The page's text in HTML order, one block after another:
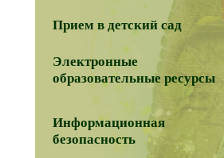
Прием в детский сад
Электронные
образовательные ресурсы
Информационная
безопасность